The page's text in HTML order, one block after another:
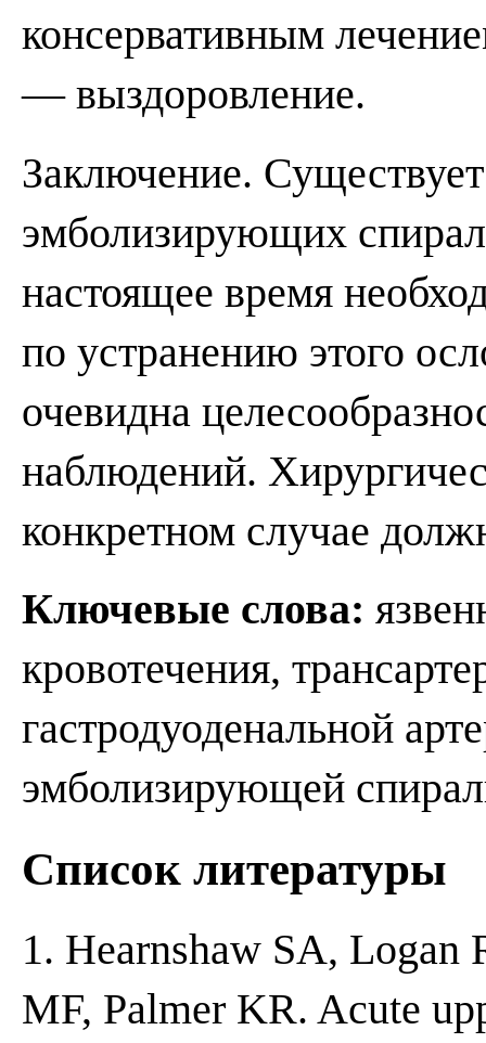
консервативным
— выздоровление.
Заключение.
эмболизирующих
настоящее время
по устранению этого
очевидна
наблюдений.
конкретном случае
Ключевые слова:
кровотечения,
гастродуоденальной
эмболизирующей
Список литературы
1. Hearnshaw SA, Logan
MF, Palmer KR. Acute